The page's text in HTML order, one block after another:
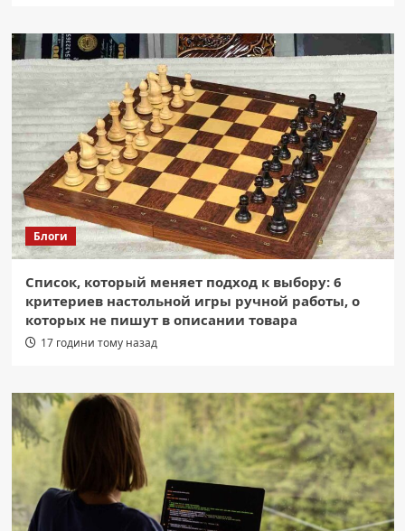
Блоги
Список, который меняет подход к выбору: 6
критериев настольной игры ручной работы, о
которых не пишут в описании товара
17 години тому назад